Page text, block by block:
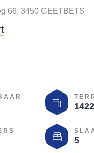
66, 3450 GEETBETS
5